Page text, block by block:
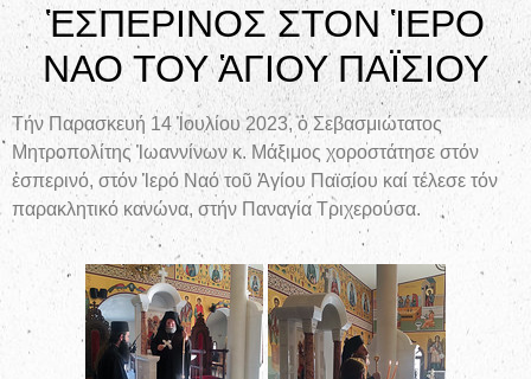
ἙΣΠΕΡΙΝΟΣ ΣΤΟΝ ἹΕΡΟ
ΝΑΟ ΤΟΥ ἉΓΙΟΥ ΠΑΪΣΙΟΥ
Τήν Παρασκευή 14Ἰουλίου2023, ὁ Σεβασμιώτατος
Μητροπολίτης Ἰωαννίνων κ. Μάξιμος χοροστάτησε στόν
ἑσπερινό, στόν Ἱερό Ναό τοῦ Ἁγίου Παϊσίου καί τέλεσε τόν
παρακλητικό κανώνα, στήν Παναγία Τριχερούσα.